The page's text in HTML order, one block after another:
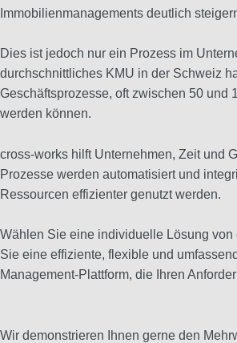
Immobilienmanagements deutlich
Dies ist jedoch nur ein Prozess im
durchschnittliches KMU in der Schweiz
Geschäftsprozesse, oft zwischen 50 und
werden können.
cross-works hilft Unternehmen, Zeit und
Prozesse werden automatisiert und
Ressourcen effizienter genutzt werden.
Wählen Sie eine individuelle Lösung von
Sie eine effiziente, flexible und
Management-Plattform, die Ihren
Wir demonstrieren Ihnen gerne den